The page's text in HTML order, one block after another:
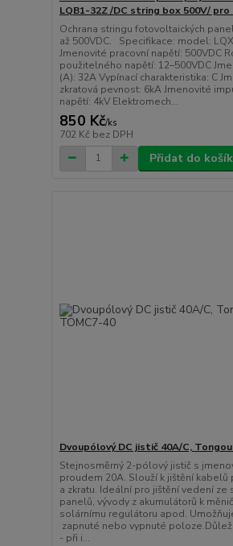
LQB1-32Z /DC string box 500V/ pro
Ochrana stringu fotovoltaických
až 500VDC. Specifikace: model:
Jmenovité pracovní napětí: 500VDC
použitelného napětí: 12–500VDC
(A): 32A Vypínací charakteristika: C
zkratová pevnost: 6kA Jmenovité
napětí: 4kV Elektromech...
850 Kč/ks
702 Kč bez DPH
Přidat do
Dvoupólový DC jistič 40A/C,
Stejnosměrný 2-pólový jistič s
proudem 20A. Slouží k jištění kabelů
a zkratu. Ideální pro jištění vedení ze
panelů, vývody z akumulátorů k
solárnímu regulátoru apod.
zapnuté nebo vypnuté
- při i...